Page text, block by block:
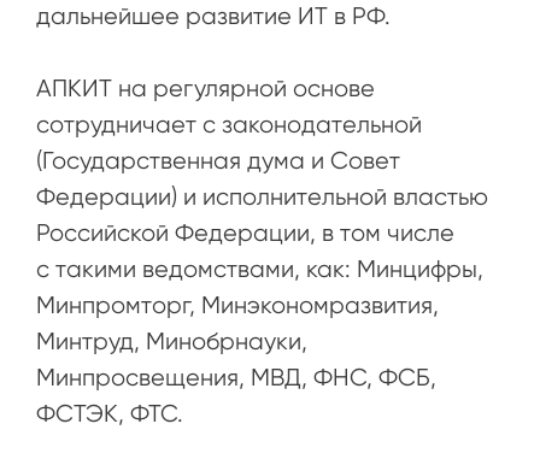
дальнейшее развитие ИТ в РФ.
АПКИТ на регулярной основе
сотрудничает с законодательной
(Государственная дума и Совет
Федерации) и исполнительной властью
Российской Федерации, в том числе
с такими ведомствами, как: Минцифры,
Минпромторг, Минэкономразвития,
Минтруд, Минобрнауки,
Минпросвещения, МВД, ФНС, ФСБ,
ФСТЭК, ФТС.